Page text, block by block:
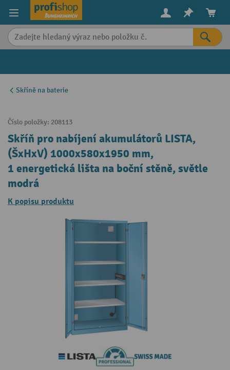
content
Skříně na baterie
Číslo položky: 208113
Skříň pro nabíjení akumulátorů LISTA,
(ŠxHxV) 1000x580x1950 mm,
1 energetická lišta na boční stěně, světle
modrá
K popisu produktu